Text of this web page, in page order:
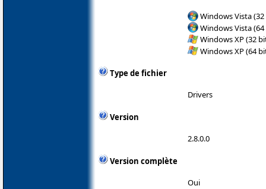
Windows Vista
Windows Vista
Windows XP (32
Windows XP (64
Type de fichier
Drivers
Version
2.8.0.0
Version complète
Oui